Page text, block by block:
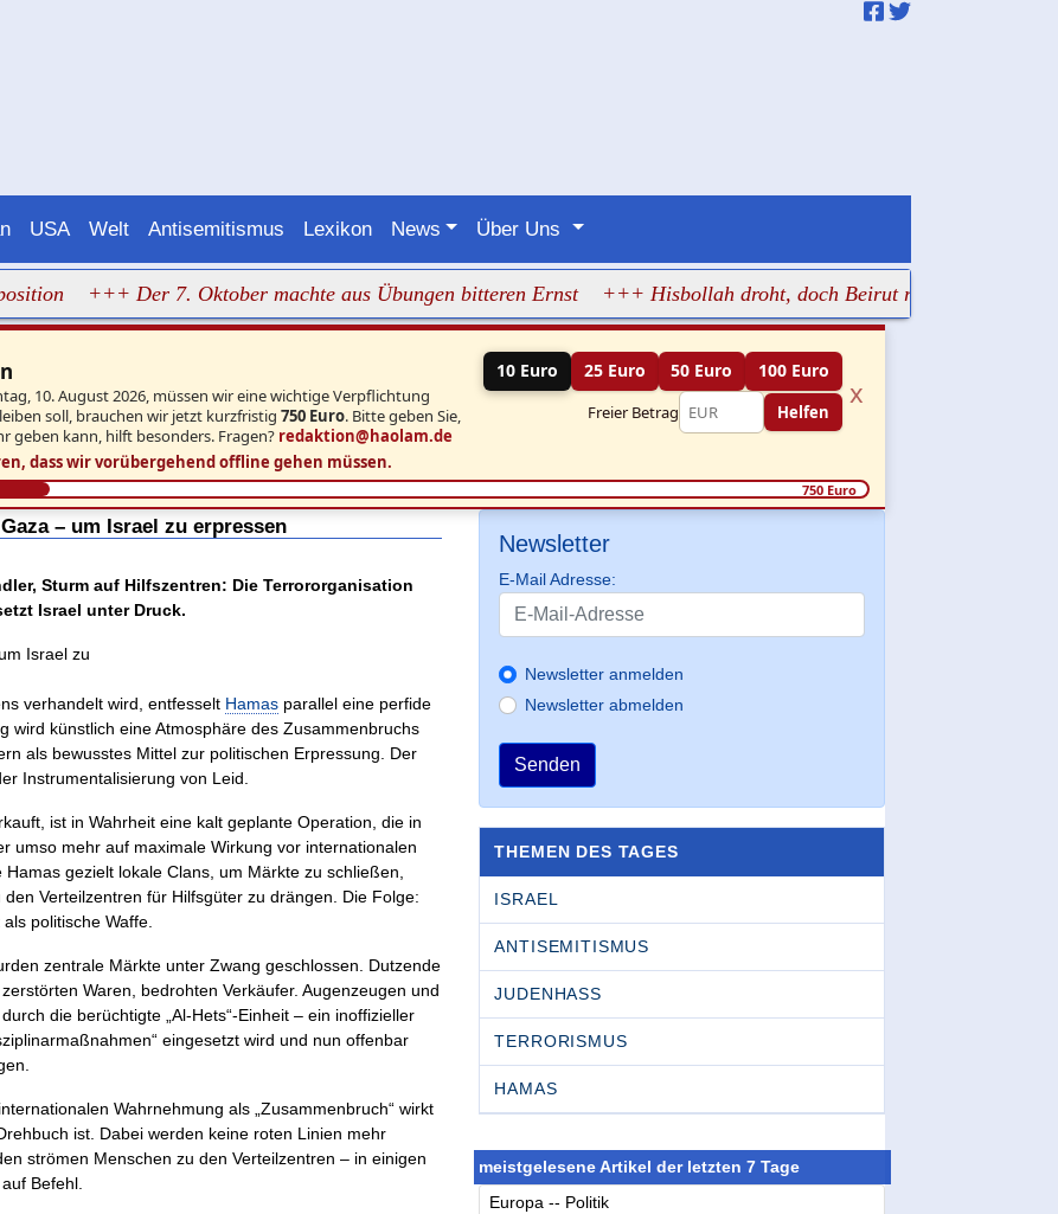
USA Welt Antisemitismus Lexikon News Über Uns
+++ Der 7. Oktober machte aus Übungen bitteren Ernst +++ Hisbollah droht, doch Beirut redet weiter mit
10. August 2026, müssen wir eine wichtige Verpflichtung
soll, brauchen wir jetzt kurzfristig 750 Euro. Bitte geben Sie,
geben kann, hilft besonders. Fragen? redaktion@haolam.de
10 Euro 25 Euro 50 Euro 100 Euro
Freier Betrag Helfen
x
dass wir vorübergehend offline gehen müssen.
750 Euro
– um Israel zu erpressen
Sturm auf Hilfszentren: Die Terrororganisation
Israel unter Druck.
verhandelt wird, entfesselt Hamas parallel eine perfide
wird künstlich eine Atmosphäre des Zusammenbruchs
als bewusstes Mittel zur politischen Erpressung. Der
Instrumentalisierung von Leid.
ist in Wahrheit eine kalt geplante Operation, die in
umso mehr auf maximale Wirkung vor internationalen
gezielt lokale Clans, um Märkte zu schließen,
Verteilzentren für Hilfsgüter zu drängen. Die Folge:
politische Waffe.
zentrale Märkte unter Zwang geschlossen. Dutzende
Waren, bedrohten Verkäufer. Augenzeugen und
die berüchtigte „Al-Hets“-Einheit – ein inoffizieller
eingesetzt wird und nun offenbar
Wahrnehmung als „Zusammenbruch“ wirkt
ist. Dabei werden keine roten Linien mehr
strömen Menschen zu den Verteilzentren – in einigen
Befehl.
Newsletter
E-Mail Adresse:
Newsletter anmelden
Newsletter abmelden
Senden
THEMEN DES TAGES
ISRAEL
ANTISEMITISMUS
JUDENHASS
TERRORISMUS
HAMAS
meistgelesene Artikel der letzten 7 Tage
Europa -- Politik